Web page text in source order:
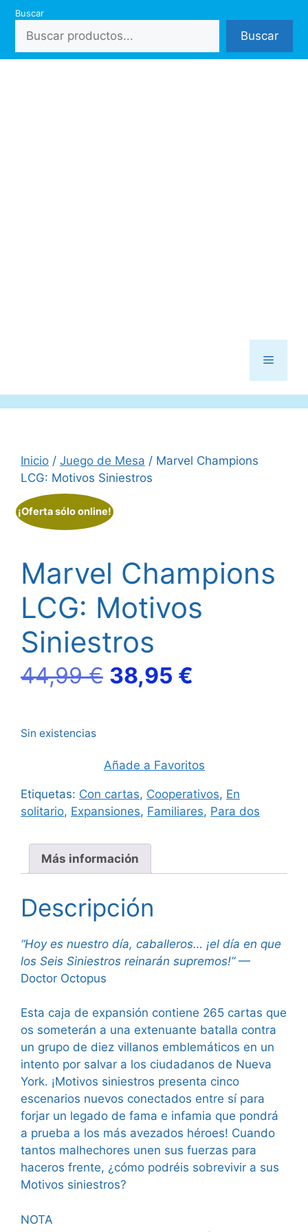
Saltar
contenido
Buscar
Buscar
Menú
Inicio / Juego de Mesa / Marvel Champions
LCG: Motivos Siniestros
¡Oferta sólo online!
Marvel Champions
LCG: Motivos
Siniestros
44,99€ El
era:
44,99 €.
38,95 €
es:
38,95 €.
Sin existencias
Añade a Favoritos
Etiquetas: Con cartas, Cooperativos, En
solitario, Expansiones, Familiares, Para dos
Más información
Descripción
“Hoy es nuestro día, caballeros… ¡el día en que
los Seis Siniestros reinarán supremos!”—
Doctor Octopus
Esta caja de expansión contiene 265 cartas que
os someterán a una extenuante batalla contra
un grupo de diez villanos emblemáticos en un
intento por salvar a los ciudadanos de Nueva
York. ¡Motivos siniestros presenta cinco
escenarios nuevos conectados entre sí para
forjar un legado de fama e infamia que pondrá
a prueba a los más avezados héroes! Cuando
tantos malhechores unen sus fuerzas para
haceros frente, ¿cómo podréis sobrevivir a sus
Motivos siniestros?
NOTA